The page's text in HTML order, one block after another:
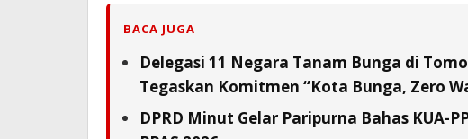
BACA JUGA
Delegasi 11 Negara Tanam Bunga di
Tegaskan Komitmen “Kota Bunga, Zero
DPRD Minut Gelar Paripurna Bahas KUA-